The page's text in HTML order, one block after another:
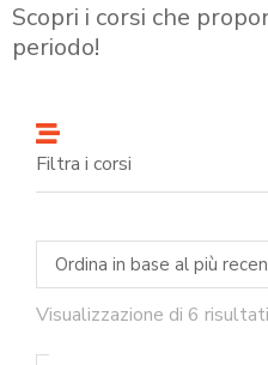
Scopri i corsi che
periodo!
Filtra i corsi
Visualizzazione di 6 risultati